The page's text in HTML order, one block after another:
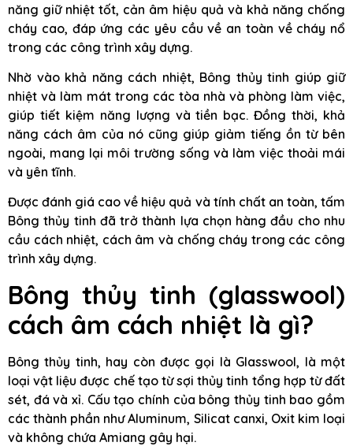
năng giữ nhiệt tốt, cản âm hiệu quả và khả năng chống
cháy cao, đáp ứng các yêu cầu về an toàn về cháy nổ
trong các công trình xây dựng.
Nhờ vào khả năng cách nhiệt, Bông thủy tinh giúp giữ
nhiệt và làm mát trong các tòa nhà và phòng làm việc,
giúp tiết kiệm năng lượng và tiền bạc. Đồng thời, khả
năng cách âm của nó cũng giúp giảm tiếng ồn từ bên
ngoài, mang lại môi trường sống và làm việc thoải mái
và yên tĩnh.
Được đánh giá cao về hiệu quả và tính chất an toàn, tấm
Bông thủy tinh đã trở thành lựa chọn hàng đầu cho nhu
cầu cách nhiệt, cách âm và chống cháy trong các công
trình xây dựng.
Bông thủy tinh (glasswool)
cách âm cách nhiệt là gì?
Bông thủy tinh, hay còn được gọi là Glasswool, là một
loại vật liệu được chế tạo từ sợi thủy tinh tổng hợp từ đất
sét, đá và xỉ. Cấu tạo chính của bông thủy tinh bao gồm
các thành phần như Aluminum, Silicat canxi, Oxit kim loại
và không chứa Amiang gây hại.